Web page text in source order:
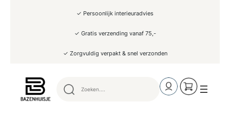
✓ Persoonlijk interieuradvies
✓ Gratis verzending vanaf 75,-
✓ Zorgvuldig verpakt & snel verzonden